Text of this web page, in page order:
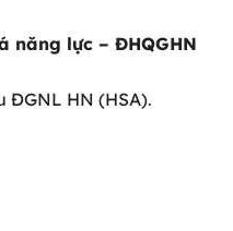
năng lực – ĐHQGHN
ĐGNL HN (HSA).